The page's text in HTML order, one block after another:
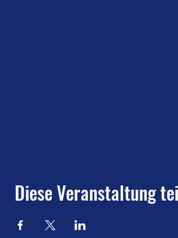
Diese Veranstaltung